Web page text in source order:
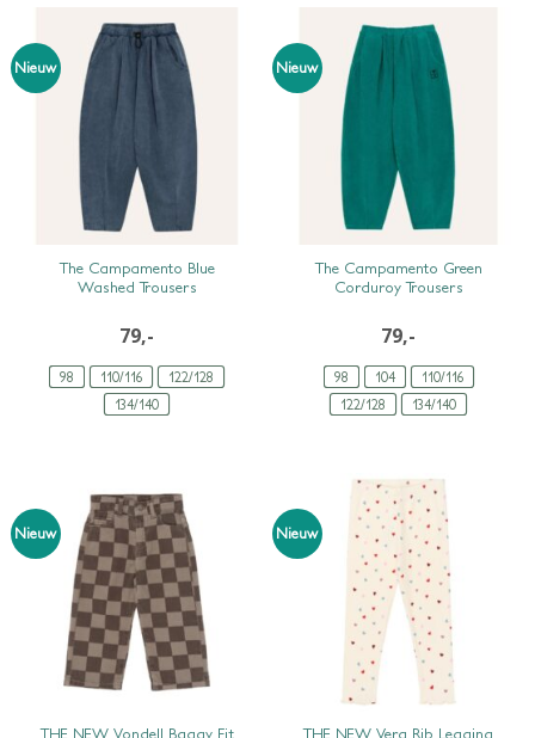
Nieuw
SNEL BEKIJKEN
98 110/116
122/128
134/140
The Campamento Blue
Washed Trousers
79,-
Nieuw
98 104
110/116
122/128
134/140
The Campamento Green
Corduroy Trousers
79,-
Nieuw
SNEL BEKIJKEN
THE NEW Vondell Baggy Fit
Nieuw
SNEL BEKIJKEN
THE NEW Vera Rib Legging